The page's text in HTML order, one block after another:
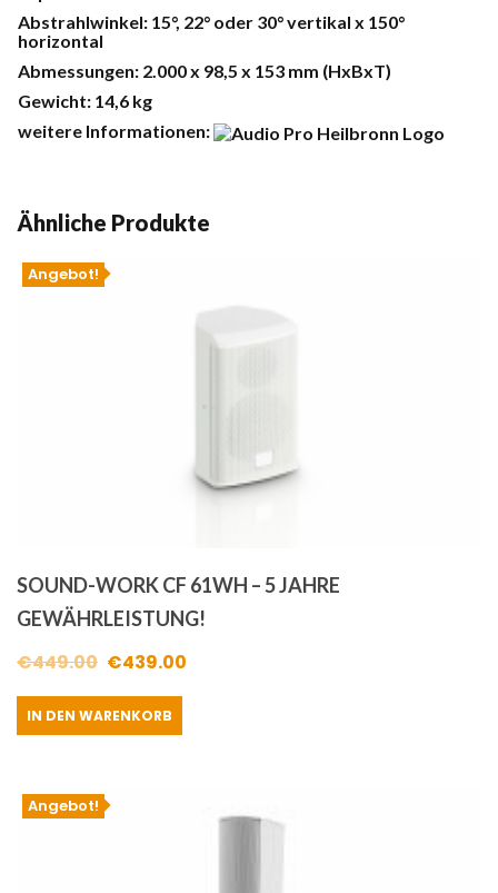
Abstrahlwinkel: 15°, 22° oder 30° vertikal x 150°
horizontal
Abmessungen: 2.000 x 98,5 x 153 mm (HxBxT)
Gewicht: 14,6 kg
weitere Informationen:
Ähnliche Produkte
Angebot!
SOUND-WORK CF 61WH – 5 JAHRE
GEWÄHRLEISTUNG!
€449.00 Ursprünglicher
Preis
war:
€439.00
IN DEN WARENKORB
Angebot!